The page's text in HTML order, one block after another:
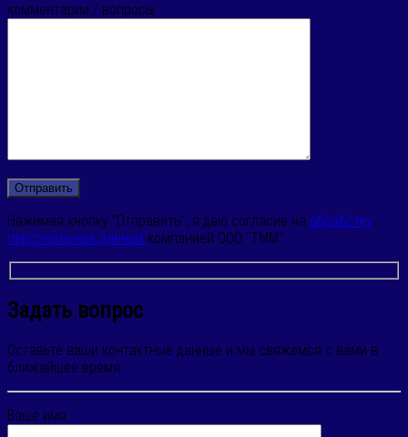
комментарии / вопросы
Нажимая кнопку "Отправить", я даю согласие на обработку
персональных данных компанией ООО "ТММ"
Задать вопрос
Оставьте ваши контактные данные и мы свяжемся с вами в
ближайшее время
Ваше имя